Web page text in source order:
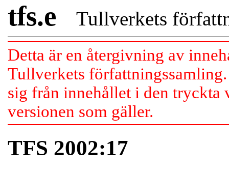
tfs.e Tullverkets
Detta är en återgivning av
Tullverkets
sig från innehållet i den tryckta
versionen som gäller.
TFS 2002:17